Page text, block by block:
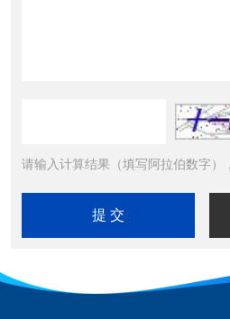
请输入计算结果（填写阿拉伯数字）